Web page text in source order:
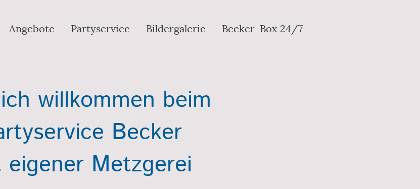
Angebote Partyservice Bildergalerie Becker-Box 24/7
willkommen beim
Becker
eigener Metzgerei